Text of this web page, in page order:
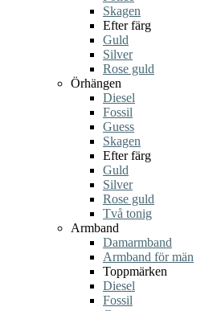
Skagen
Efter färg
Guld
Silver
Rose guld
Örhängen
Diesel
Fossil
Guess
Skagen
Efter färg
Guld
Silver
Rose guld
Två tonig
Armband
Damarmband
Armband för män
Toppmärken
Diesel
Fossil